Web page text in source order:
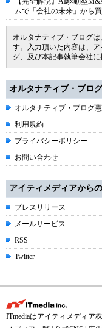
ムで「会社の未来」から
オルタナティブ・ブログ
す。入力頂いた内容は、
グ、及び本記事執筆会社に
オルタナティブ・ブロ
オルタナティブ・ブログ
利用規約
プライバシーポリシー
お問い合わせ
アイティメディアから
プレスリリース
メールサービス
RSS
Twitter
ITmediaはアイティメディア